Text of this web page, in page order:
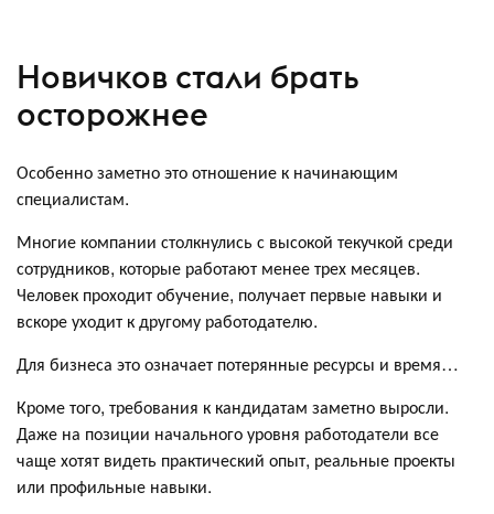
Новичков стали брать
осторожнее
Особенно заметно это отношение к начинающим
специалистам.
Многие компании столкнулись с высокой текучкой среди
сотрудников, которые работают менее трех месяцев.
Человек проходит обучение, получает первые навыки и
вскоре уходит к другому работодателю.
Для бизнеса это означает потерянные ресурсы и время…
Кроме того, требования к кандидатам заметно выросли.
Даже на позиции начального уровня работодатели все
чаще хотят видеть практический опыт, реальные проекты
или профильные навыки.